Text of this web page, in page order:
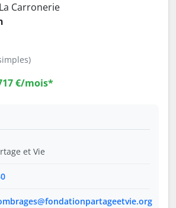
Carronerie
€/mois*
et Vie